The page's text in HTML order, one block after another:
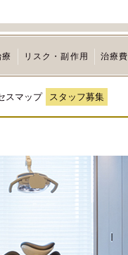
リスク・副作用 治療費
スマップ スタッフ募集